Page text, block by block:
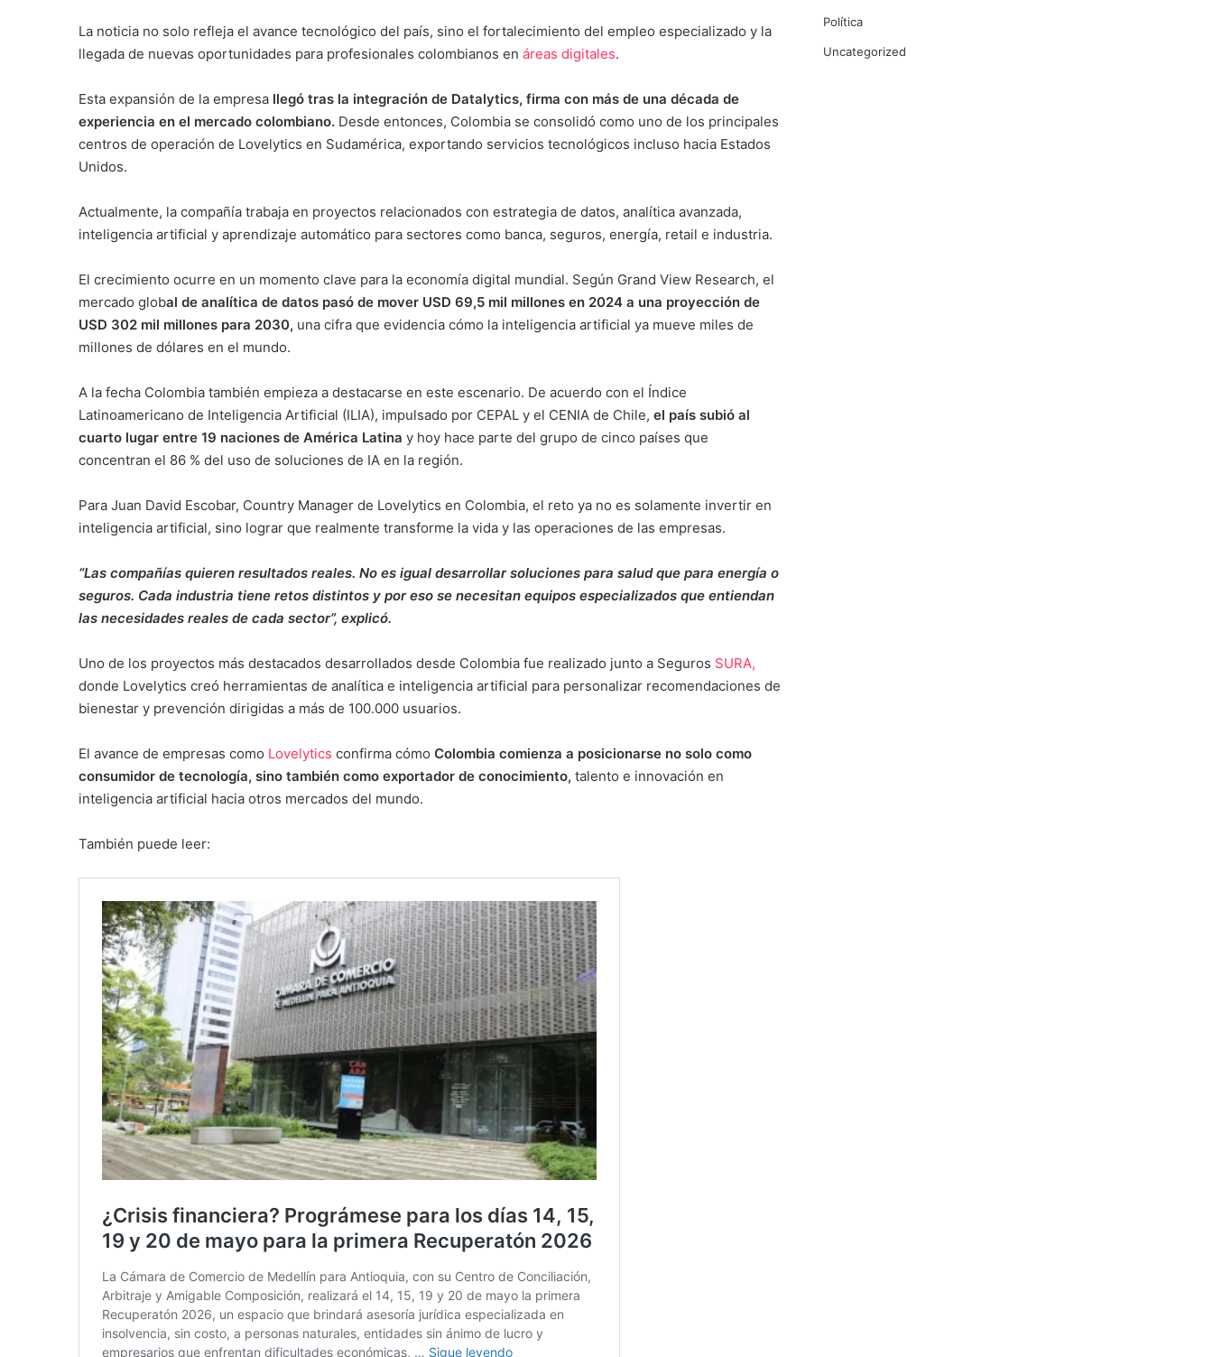
La noticia no solo refleja el avance tecnológico del país, sino el fortalecimiento del empleo especializado y la
llegada de nuevas oportunidades para profesionales colombianos en áreas digitales.
Esta expansión de la empresa llegó tras la integración de Datalytics, firma con más de una década de
experiencia en el mercado colombiano. Desde entonces, Colombia se consolidó como uno de los principales
centros de operación de Lovelytics en Sudamérica, exportando servicios tecnológicos incluso hacia Estados
Unidos.
Actualmente, la compañía trabaja en proyectos relacionados con estrategia de datos, analítica avanzada,
inteligencia artificial y aprendizaje automático para sectores como banca, seguros, energía, retail e industria.
El crecimiento ocurre en un momento clave para la economía digital mundial. Según Grand View Research, el
mercado global de analítica de datos pasó de mover USD 69,5 mil millones en 2024 a una proyección de
USD 302 mil millones para 2030, una cifra que evidencia cómo la inteligencia artificial ya mueve miles de
millones de dólares en el mundo.
A la fecha Colombia también empieza a destacarse en este escenario. De acuerdo con el Índice
Latinoamericano de Inteligencia Artificial (ILIA), impulsado por CEPAL y el CENIA de Chile, el país subió al
cuarto lugar entre 19 naciones de América Latina y hoy hace parte del grupo de cinco países que
concentran el 86 % del uso de soluciones de IA en la región.
Para Juan David Escobar, Country Manager de Lovelytics en Colombia, el reto ya no es solamente invertir en
inteligencia artificial, sino lograr que realmente transforme la vida y las operaciones de las empresas.
“Las compañías quieren resultados reales. No es igual desarrollar soluciones para salud que para energía o
seguros. Cada industria tiene retos distintos y por eso se necesitan equipos especializados que entiendan
las necesidades reales de cada sector”, explicó.
Uno de los proyectos más destacados desarrollados desde Colombia fue realizado junto a Seguros SURA,
donde Lovelytics creó herramientas de analítica e inteligencia artificial para personalizar recomendaciones de
bienestar y prevención dirigidas a más de 100.000 usuarios.
El avance de empresas como Lovelytics confirma cómo Colombia comienza a posicionarse no solo como
consumidor de tecnología, sino también como exportador de conocimiento, talento e innovación en
inteligencia artificial hacia otros mercados del mundo.
También puede leer:
Política
Uncategorized